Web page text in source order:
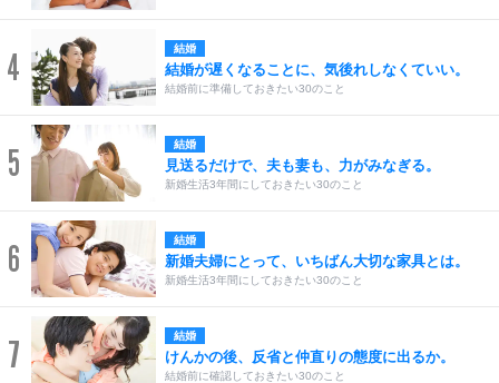
4 結婚
結婚が遅くなることに、気後れしなくていい。
結婚前に準備しておきたい30のこと
5 結婚
見送るだけで、夫も妻も、力がみなぎる。
新婚生活3年間にしておきたい30のこと
6 結婚
新婚夫婦にとって、いちばん大切な家具とは。
新婚生活3年間にしておきたい30のこと
7 結婚
けんかの後、反省と仲直りの態度に出るか。
結婚前に確認しておきたい30のこと